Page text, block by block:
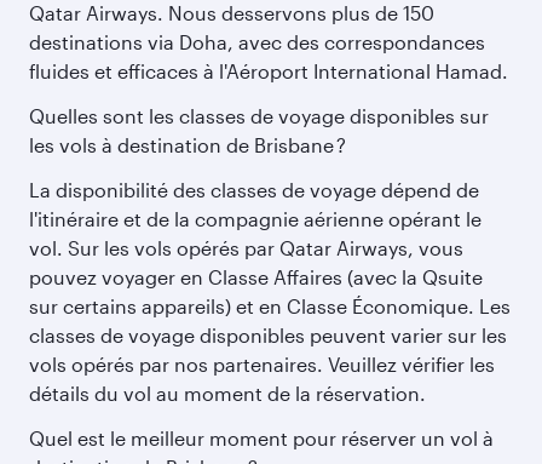
Qatar Airways. Nous desservons plus de 150
destinations via Doha, avec des correspondances
fluides et efficaces à l'Aéroport International Hamad.
Quelles sont les classes de voyage disponibles sur
les vols à destination de Brisbane ?
La disponibilité des classes de voyage dépend de
l'itinéraire et de la compagnie aérienne opérant le
vol. Sur les vols opérés par Qatar Airways, vous
pouvez voyager en Classe Affaires (avec la Qsuite
sur certains appareils) et en Classe Économique. Les
classes de voyage disponibles peuvent varier sur les
vols opérés par nos partenaires. Veuillez vérifier les
détails du vol au moment de la réservation.
Quel est le meilleur moment pour réserver un vol à